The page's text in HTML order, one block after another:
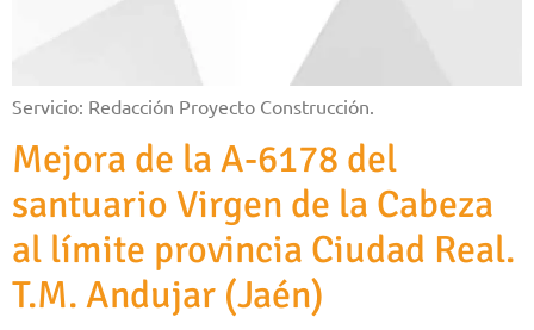
Servicio: Redacción Proyecto Construcción.
Mejora de la A-6178 del
santuario Virgen de la Cabeza
al límite provincia Ciudad Real.
T.M. Andujar (Jaén)